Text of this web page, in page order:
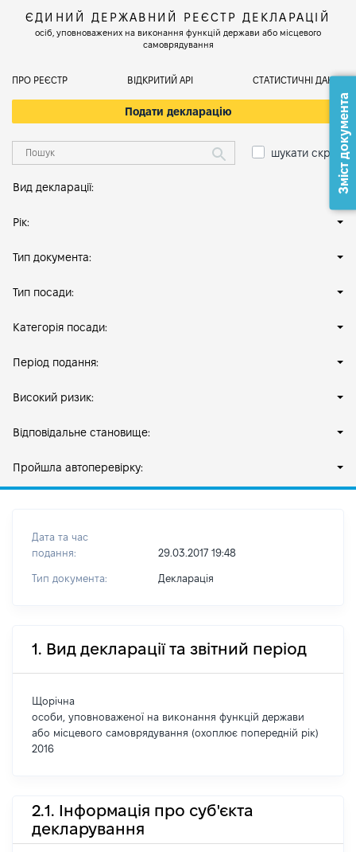
ЄДИНИЙ ДЕРЖАВНИЙ РЕЄСТР ДЕКЛАРАЦІЙ
осіб, уповноважених на виконання функцій держави або місцевого
самоврядування
ПРО РЕЄСТР ВІДКРИТИЙ АРІ СТАТИСТИЧНІ ДАНІ
Подати декларацію
шукати скрізь
Вид декларації:
Рік:
Тип документа:
Тип посади:
Категорія посади:
Період подання:
Високий ризик:
Відповідальне становище:
Пройшла автоперевірку:
Дата та час
подання:
29.03.2017 19:48
Тип документа: Декларація
1. Вид декларації та звітний період
Щорічна
особи, уповноваженої на виконання функцій держави
або місцевого самоврядування (охоплює попередній рік)
2016
2.1. Інформація про суб'єкта
декларування
Зміст документа